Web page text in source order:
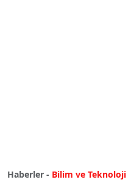
Haberler - Bilim ve Teknoloji